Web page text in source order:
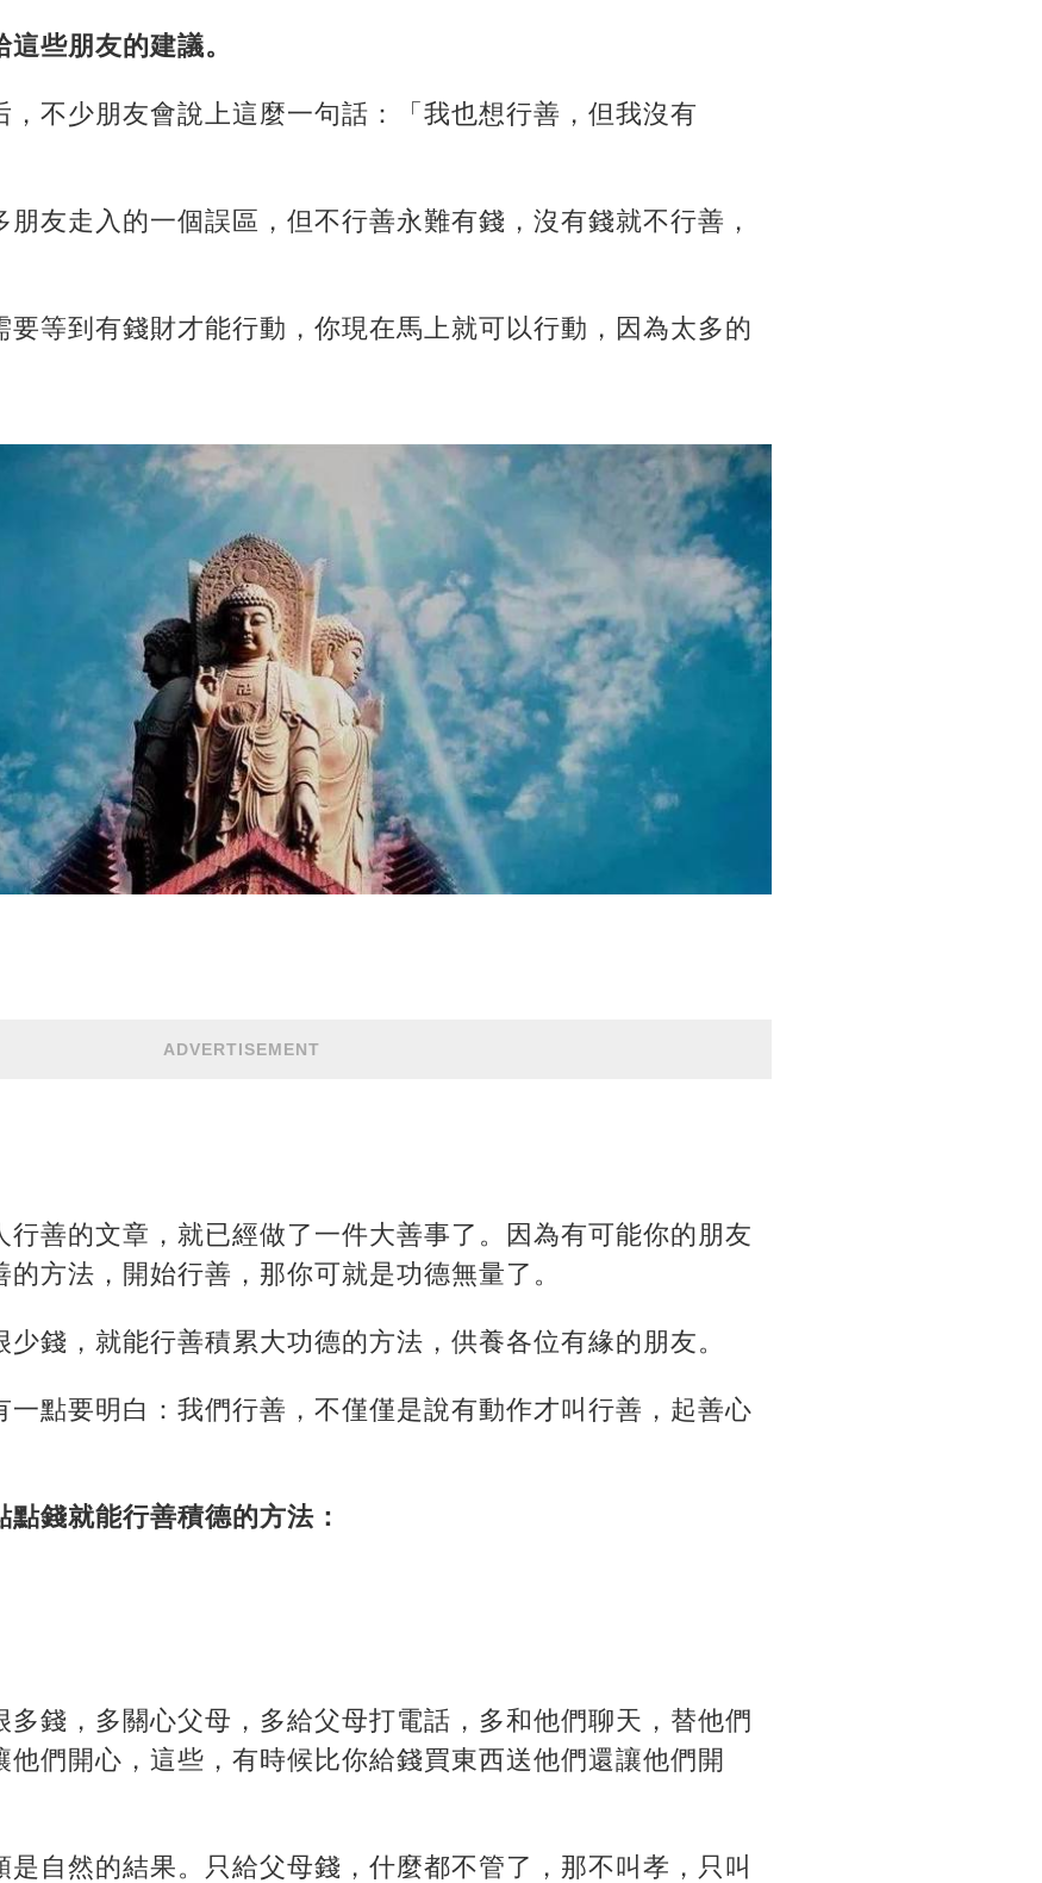
這些朋友的建議。
，不少朋友會說上這麼一句話：「我也想行善，但我沒有
友走入的一個誤區，但不行善永難有錢，沒有錢就不行善，
等到有錢財才能行動，你現在馬上就可以行動，因為太多的
ADVERTISEMENT
行善的文章，就已經做了一件大善事了。因為有可能你的朋友
方法，開始行善，那你可就是功德無量了。
錢，就能行善積累大功德的方法，供養各位有緣的朋友。
一點要明白：我們行善，不僅僅是說有動作才叫行善，起善心
錢就能行善積德的方法：
多錢，多關心父母，多給父母打電話，多和他們聊天，替他們
們開心，這些，有時候比你給錢買東西送他們還讓他們開
自然的結果。只給父母錢，什麼都不管了，那不叫孝，只叫